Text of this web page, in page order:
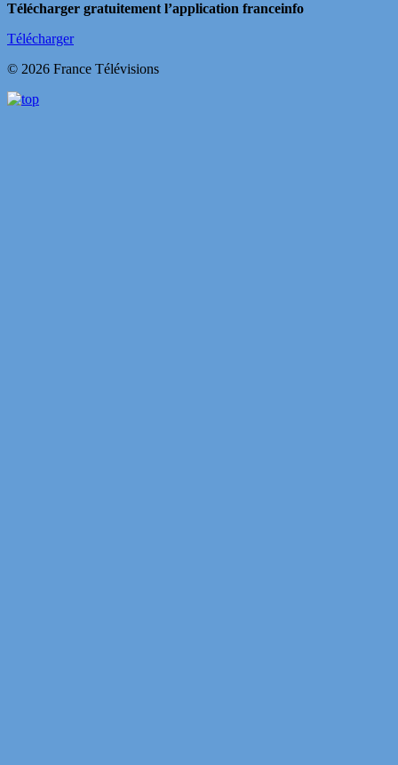
Télécharger gratuitement l’application franceinfo
Télécharger
© 2026 France Télévisions